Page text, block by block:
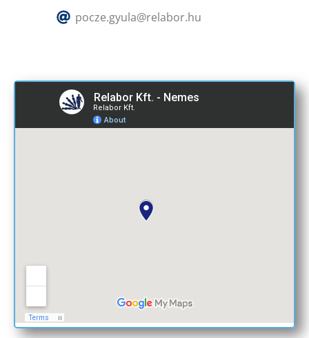
pocze.gyula@relabor.hu